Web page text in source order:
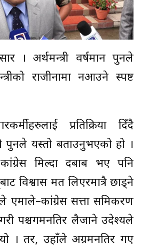
। अर्थमन्त्री वर्षमान पुनले
राजीनामा नआउने स्पष्ट
प्रतिक्रिया दिँदै
पुनले यस्तो बताउनुभएको हो ।
मिल्दा दबाब भए पनि
विश्वास मत लिएरमात्रै छाड्ने
एमाले–कांग्रेस सत्ता समिकरण
पश्चगमनतिर लैजाने उदेश्यले
। तर, उहाँले अग्रमनतिर गए